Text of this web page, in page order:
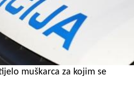
muškarca za kojim se